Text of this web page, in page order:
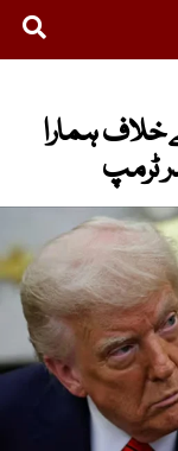
خلاف ہمارا
ٹرمپ